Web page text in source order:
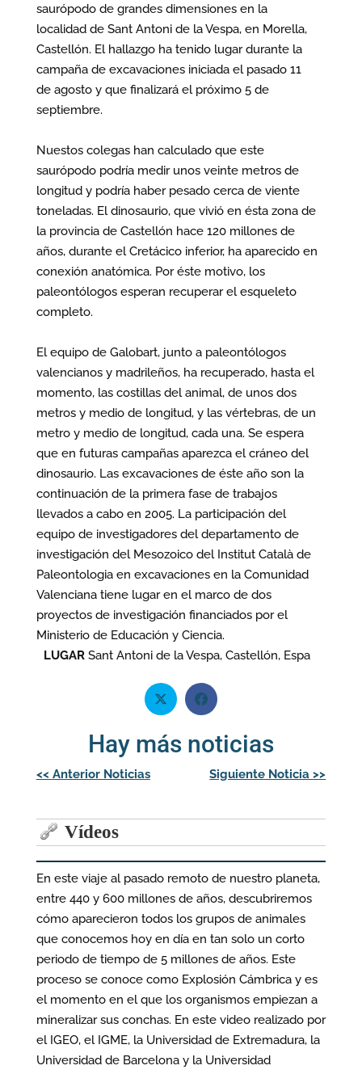
saurópodo de grandes dimensiones en la
localidad de Sant Antoni de la Vespa, en Morella,
Castellón. El hallazgo ha tenido lugar durante la
campaña de excavaciones iniciada el pasado 11
de agosto y que finalizará el próximo 5 de
septiembre.
Nuestos colegas han calculado que este
saurópodo podría medir unos veinte metros de
longitud y podría haber pesado cerca de viente
toneladas. El dinosaurio, que vivió en ésta zona de
la provincia de Castellón hace 120 millones de
años, durante el Cretácico inferior, ha aparecido en
conexión anatómica. Por éste motivo, los
paleontólogos esperan recuperar el esqueleto
completo.
El equipo de Galobart, junto a paleontólogos
valencianos y madrileños, ha recuperado, hasta el
momento, las costillas del animal, de unos dos
metros y medio de longitud, y las vértebras, de un
metro y medio de longitud, cada una. Se espera
que en futuras campañas aparezca el cráneo del
dinosaurio. Las excavaciones de éste año son la
continuación de la primera fase de trabajos
llevados a cabo en 2005. La participación del
equipo de investigadores del departamento de
investigación del Mesozoico del Institut Català de
Paleontologia en excavaciones en la Comunidad
Valenciana tiene lugar en el marco de dos
proyectos de investigación financiados por el
Ministerio de Educación y Ciencia.
LUGARSant Antoni de la Vespa, Castellón, Espa
Hay más noticias
Navegación
de
<< Anterior Noticias Siguiente Noticia >>
Vídeos
En este viaje al pasado remoto de nuestro planeta,
entre 440 y 600 millones de años, descubriremos
cómo aparecieron todos los grupos de animales
que conocemos hoy en día en tan solo un corto
periodo de tiempo de 5 millones de años. Este
proceso se conoce como Explosión Cámbrica y es
el momento en el que los organismos empiezan a
mineralizar sus conchas. En este video realizado por
el IGEO, el IGME, la Universidad de Extremadura, la
Universidad de Barcelona y la Universidad